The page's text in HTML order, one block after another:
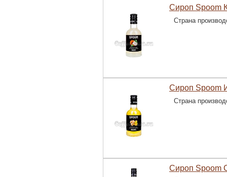
Сироп Spoom
Страна
Сироп Spoom
Страна
Сироп Spoom